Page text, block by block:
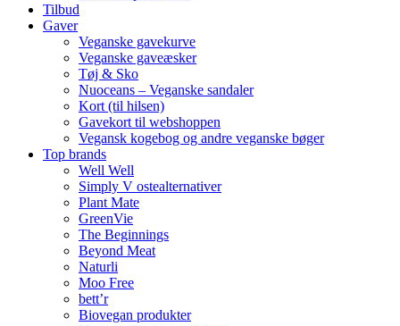
Tilbud
Gaver
Veganske gavekurve
Veganske gaveæsker
Tøj & Sko
Nuoceans – Veganske sandaler
Kort (til hilsen)
Gavekort til webshoppen
Vegansk kogebog og andre veganske bøger
Top brands
Well Well
Simply V ostealternativer
Plant Mate
GreenVie
The Beginnings
Beyond Meat
Naturli
Moo Free
bett’r
Biovegan produkter